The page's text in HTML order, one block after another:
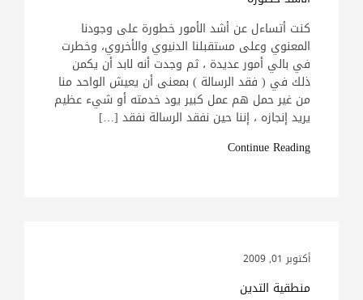
كنت أتساءل عن أشد الأمور خطورة على وجودنا
المعنوي وعلى مستقبلنا الدنيوي والأخروي، وخطرت
في بالي أمور عديدة ، ثم وجدت أنه لابد أن يكمن
ذلك في ( فقد الرسالة ) بمعنى أن يعيش الواحد منا
من غير حمل هم عمل كبير يود خدمته أو شيء عظيم
يريد إنجازه ، إننا حين نفقد الرسالة نفقد […]
Continue Reading
أكتوبر 01, 2009
منطقية التدين